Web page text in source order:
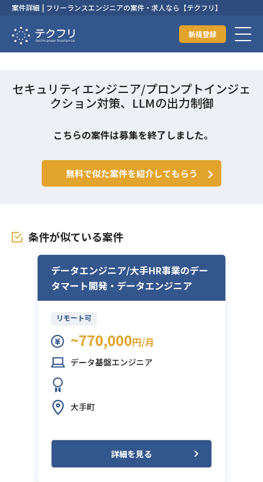
案件詳細 | フリーランスエンジニアの案件・求人なら【テクフリ】
新規登録
セキュリティエンジニア/プロンプトインジェ
クション対策、LLMの出力制御
こちらの案件は募集を終了しました。
無料で似た案件を紹介してもらう
条件が似ている案件
データエンジニア/大手HR事業のデー
タマート開発・データエンジニア
リモート可
~770,000円/月
データ基盤エンジニア
大手町
詳細を見る